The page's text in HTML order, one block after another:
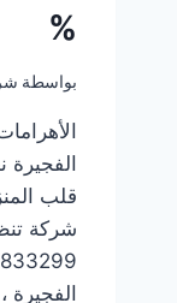
%
بواسطة
الفجيرة
قلب
شركة
الفجيرة